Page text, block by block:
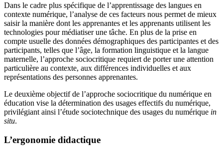
Dans le cadre plus spécifique de l’apprentissage des langues en
contexte numérique, l’analyse de ces facteurs nous permet de mieux
saisir la manière dont les apprenantes et les apprenants utilisent les
technologies pour médiatiser une tâche. En plus de la prise en
compte usuelle des données démographiques des participantes et des
participants, telles que l’âge, la formation linguistique et la langue
maternelle, l’approche sociocritique requiert de porter une attention
particulière au contexte, aux différences individuelles et aux
représentations des personnes apprenantes.
Le deuxième objectif de l’approche sociocritique du numérique en
éducation vise la détermination des usages effectifs du numérique,
privilégiant ainsi l’étude sociotechnique des usages du numérique in
situ.
L’ergonomie didactique